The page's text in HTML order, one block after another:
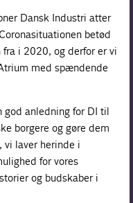
Dansk Industri atter
betød
i 2020, og derfor er vi
med spændende
god anledning for DI til
borgere og gøre dem
vi laver herinde i
for vores
og budskaber i